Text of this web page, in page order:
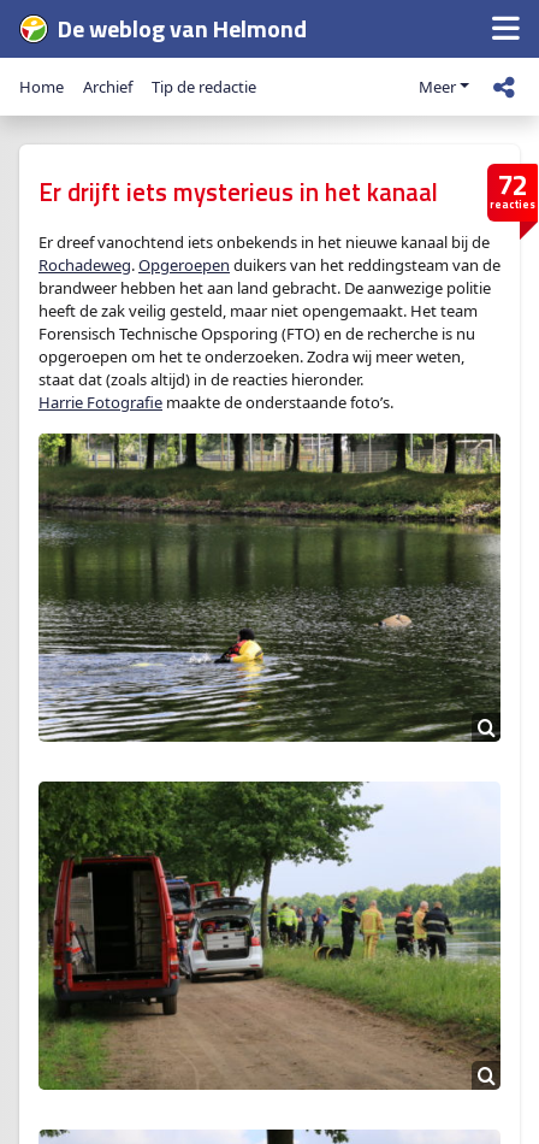
De weblog van Helmond
Home Archief Tip de redactie Meer
72
reacties
Er drijft iets mysterieus in het kanaal
Er dreef vanochtend iets onbekends in het nieuwe kanaal bij de
Rochadeweg.Opgeroepen duikers van het reddingsteam van de
brandweer hebben het aan land gebracht. De aanwezige politie
heeft de zak veilig gesteld, maar niet opengemaakt. Het team
Forensisch Technische Opsporing (FTO) en de recherche is nu
opgeroepen om het te onderzoeken. Zodra wij meer weten,
staat dat (zoals altijd) in de reacties hieronder.
Harrie Fotografie maakte de onderstaande foto’s.